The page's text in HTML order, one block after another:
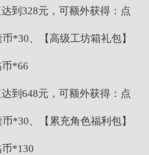
到328元，可额外获得：点
*30、【高级工坊箱礼包】
*66
到648元，可额外获得：点
*30、【累充角色福利包】
*130